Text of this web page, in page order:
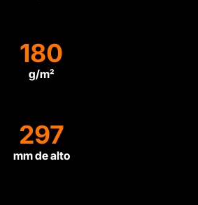
180
g/m²
297
mm de alto